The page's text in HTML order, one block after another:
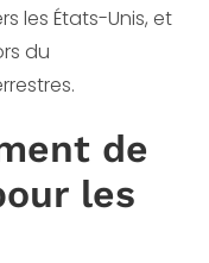
les États-Unis, et
du
de
les